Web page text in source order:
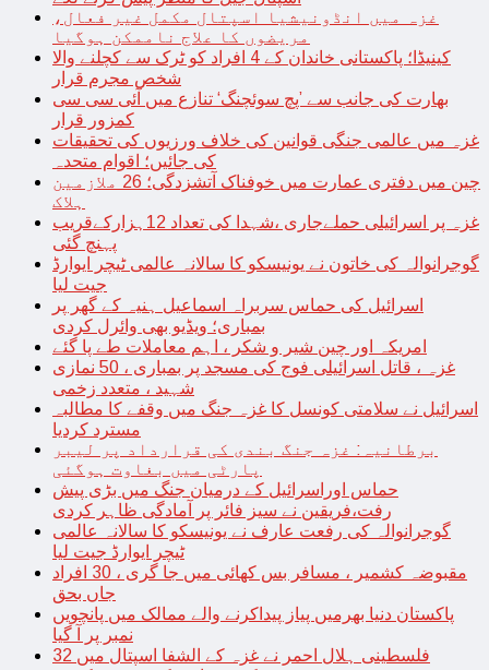
غزہ میں انڈونیشیا اسپتال مکمل غیر فعال،
مریضوں کا علاج ناممکن ہوگیا
کینیڈا؛ پاکستانی خاندان کے 4 افراد کو ٹرک سے کچلنے والا
شخص مجرم قرار
بھارت کی جانب سے ’پچ سوئچنگ‘ تنازع میں آئی سی سی
کمزور قرار
غزہ میں عالمی جنگی قوانین کی خلاف ورزیوں کی تحقیقات
کی جائیں؛ اقوام متحدہ
چین میں دفتری عمارت میں خوفناک آتشزدگی؛ 26 ملازمین
ہلاک
غزہ پر اسرائیلی حملےجاری ،شہدا کی تعداد 12ہزارکےقریب
پہنچ گئی
گوجرانوالہ کی خاتون نے یونیسکو کا سالانہ عالمی ٹیچر ایوارڈ
جیت لیا
اسرائیل کی حماس سربراہ اسماعیل ہنیہ کے گھر پر
بمباری؛ ویڈیو بھی وائرل کردی
امریکہ اور چین شیر و شکر ، اہم معاملات طے پا گئے
غزہ ، قاتل اسرائیلی فوج کی مسجد پر بمباری ، 50 نمازی
شہید ، متعدد زخمی
اسرائیل نے سلامتی کونسل کا غزہ جنگ میں وقفے کا مطالبہ
مسترد کردیا
برطانیہ: غزہ جنگ بندی کی قرارداد پر لیبر
پارٹی میں بغاوت ہوگئی
حماس اوراسرائیل کے درمیان جنگ میں بڑی پیش
رفت،فریقین نے سیز فائر پر آمادگی ظاہر کردی
گوجرانوالہ کی رفعت عارف نے یونیسکو کا سالانہ عالمی
ٹیچر ایوارڈ جیت لیا
مقبوضہ کشمیر ، مسافر بس کھائی میں جا گری ، 30 افراد
جاں بحق
پاکستان دنیا بھرمیں پیاز پیداکرنے والے ممالک میں پانچویں
نمبر پر آ گیا
فلسطینی ہلال احمر نے غزہ کے الشفا اسپتال میں 32